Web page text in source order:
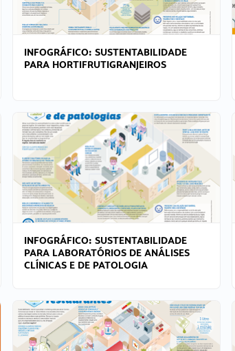
INFOGRÁFICO: SUSTENTABILIDADE
PARA HORTIFRUTIGRANJEIROS
INFOGRÁFICO: SUSTENTABILIDADE
PARA LABORATÓRIOS DE ANÁLISES
CLÍNICAS E DE PATOLOGIA